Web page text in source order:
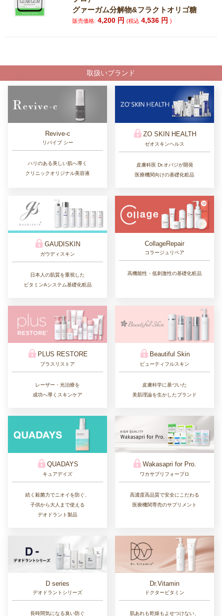
グァーガム分解物&フラクトオリゴ糖
販売価格: 4,200 円(税込 4,536 円)
取扱いブランド
Revive-c
リバイブ シー
ハリのある美しい肌へ導く
クリニックオリジナル美容液
ZO SKIN HEALTH
ゼオスキンヘルス
皮膚科医 Dr.オバジが開発
医療機関向けの基礎化粧品
GAUDISKIN
ガウディスキン
日本人の肌質を重視した
ビタミンAシステム基礎化粧品
CollageRepair
コラージュリペア
高機能性・低刺激性の基礎化粧品
PLUS RESTORE
プラスリストア
レーザー・光治療を
成功へ導くスキンケア
Beautiful Skin
ビューティフルスキン
皮膚科学に基づいた
美肌理論を生かしたブランド
QUADAYS
キュアデイズ
続く殺菌力でニオイを防ぐ、
子供から大人まで使える
デオドラント製品
Wakasapri for Pro.
ワカサプリフォープロ
高濃度高品質で安全にこだわる
医療機関専売のサプリメント
D series
デオドラントシリーズ
長時間気になる臭い防ぐ
Dr.Vitamin
ドクタービタミン
肌あれも乾燥もよせつけない、